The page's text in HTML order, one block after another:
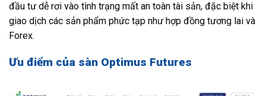
đầu tư dễ rơi vào tình trạng mất an toàn tài sản, đặc biệt khi
giao dịch các sản phẩm phức tạp như hợp đồng tương lai và
Forex.
Ưu điểm của sàn Optimus Futures